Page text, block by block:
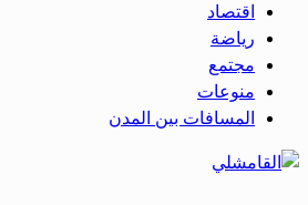
اقتصاد
رياضة
مجتمع
منوعات
المسافات بين المدن